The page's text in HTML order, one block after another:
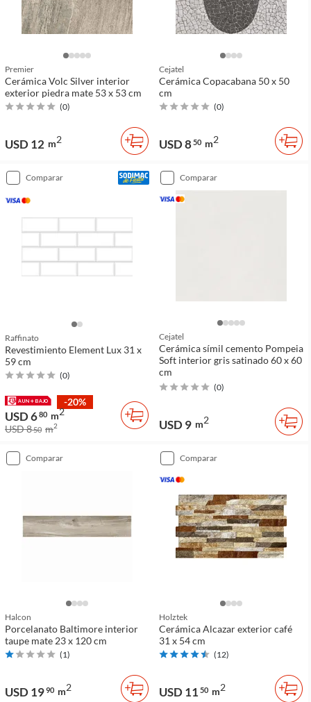
Premier
Cerámica Volc Silver interior
exterior piedra mate 53 x 53 cm
(0)
USD 12 m2
Cejatel
Cerámica Copacabana 50 x 50
cm
(0)
USD 850 m2
comparar
Raffinato
Revestimiento Element Lux 31 x
59 cm
(0)
-20%
USD 680 m2
USD 850 m2
comparar
Cejatel
Cerámica símil cemento Pompeia
Soft interior gris satinado 60 x 60
cm
(0)
USD 9 m2
comparar
Halcon
Porcelanato Baltimore interior
taupe mate 23 x 120 cm
(1)
USD 1990 m2
comparar
Holztek
Cerámica Alcazar exterior café
31 x 54 cm
(12)
USD 11 50 m2